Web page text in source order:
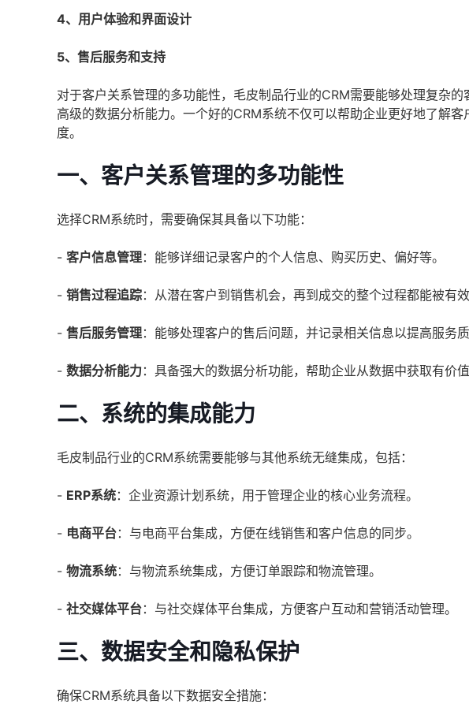
4、用户体验和界面设计
5、售后服务和支持
对于客户关系管理的多功能性，毛皮制品行业的CRM需要能够处理复杂
高级的数据分析能力。一个好的CRM系统不仅可以帮助企业更好地了解
度。
一、客户关系管理的多功能性
选择CRM系统时，需要确保其具备以下功能：
- 客户信息管理：能够详细记录客户的个人信息、购买历史、偏好等。
- 销售过程追踪：从潜在客户到销售机会，再到成交的整个过程都能被有效
- 售后服务管理：能够处理客户的售后问题，并记录相关信息以提高服务质
- 数据分析能力：具备强大的数据分析功能，帮助企业从数据中获取有价值
二、系统的集成能力
毛皮制品行业的CRM系统需要能够与其他系统无缝集成，包括：
- ERP系统：企业资源计划系统，用于管理企业的核心业务流程。
- 电商平台：与电商平台集成，方便在线销售和客户信息的同步。
- 物流系统：与物流系统集成，方便订单跟踪和物流管理。
- 社交媒体平台：与社交媒体平台集成，方便客户互动和营销活动管理。
三、数据安全和隐私保护
确保CRM系统具备以下数据安全措施：